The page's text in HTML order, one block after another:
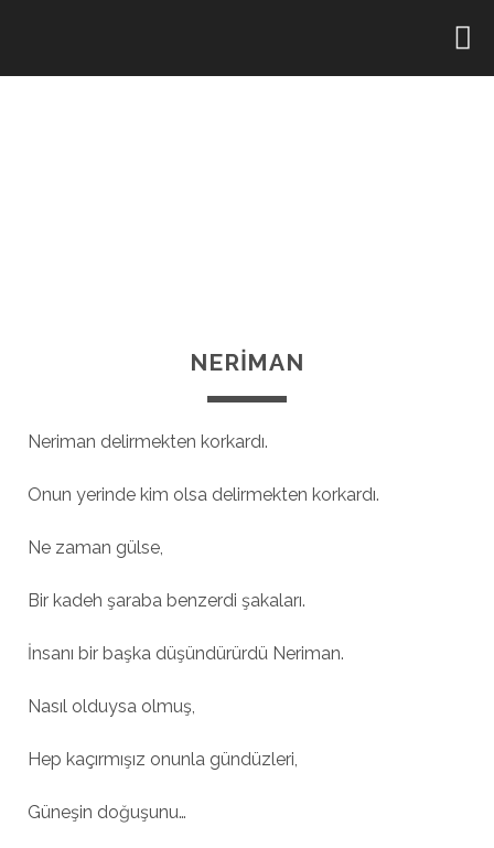
NERİMAN
Neriman delirmekten korkardı.
Onun yerinde kim olsa delirmekten korkardı.
Ne zaman gülse,
Bir kadeh şaraba benzerdi şakaları.
İnsanı bir başka düşündürürdü Neriman.
Nasıl olduysa olmuş,
Hep kaçırmışız onunla gündüzleri,
Güneşin doğuşunu…